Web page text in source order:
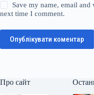
Save my name, email
next time I comment.
Опублікувати коментар
Про сайт